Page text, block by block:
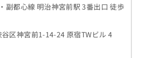
副都心線 明治神宮前駅 3番出口 徒歩
区神宮前1-14-24 原宿TWビル 4